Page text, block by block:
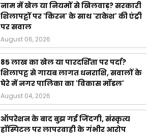
नाम में खेल या नियमों से खिलवाड़? सरकारी
शिलापट्टों पर 'किरन' के साथ 'राकेश' की एंट्री
पर सवाल
August 06, 2026
85 लाख का खेल या पारदर्शिता पर पर्दा?
शिलापट्ट से गायब लागत धनराशि, सवालों के
घेरे में नगर पालिका का 'विकास मॉडल'
August 04, 2026
ऑपरेशन के बाद बुझ गई जिंदगी, संस्कृत्य
हॉस्पिटल पर लापरवाही के गंभीर आरोप